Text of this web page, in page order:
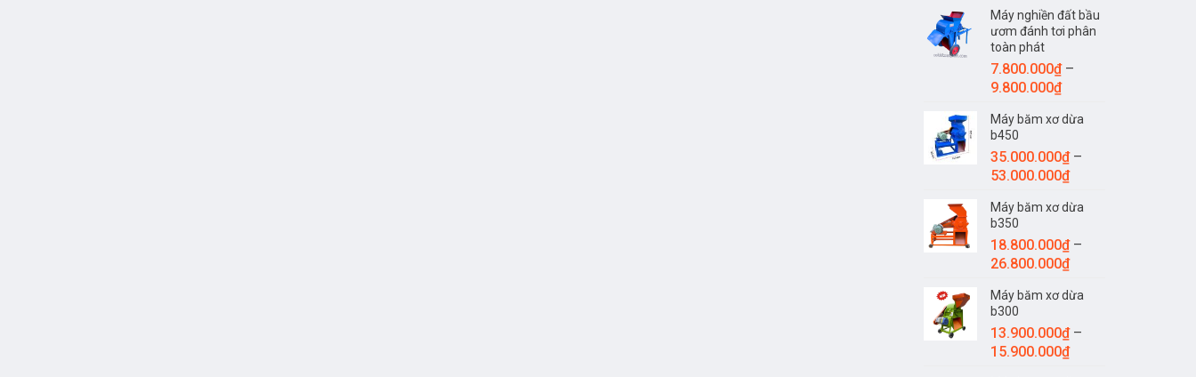
Máy nghiền đất bầu
ươm đánh tơi phân
toàn phát
7.800.000₫ –
9.800.000₫Khoảng
từ
đến
9.800.000₫
Máy băm xơ dừa
b450
35.000.000₫ –
53.000.000₫Khoảng
từ
đến
53.000.000₫
Máy băm xơ dừa
b350
18.800.000₫ –
26.800.000₫Khoảng
từ
đến
26.800.000₫
Máy băm xơ dừa
b300
13.900.000₫ –
15.900.000₫Khoảng